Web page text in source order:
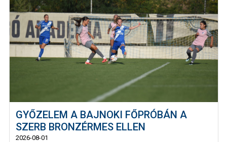
GYŐZELEM A BAJNOKI FŐPRÓBÁN A
SZERB BRONZÉRMES ELLEN
2026-08-01